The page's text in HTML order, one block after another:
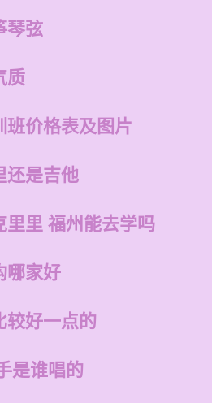
琴弦
质
班价格表及图片
还是吉他
里里 福州能去学吗
哪家好
较好一点的
是谁唱的